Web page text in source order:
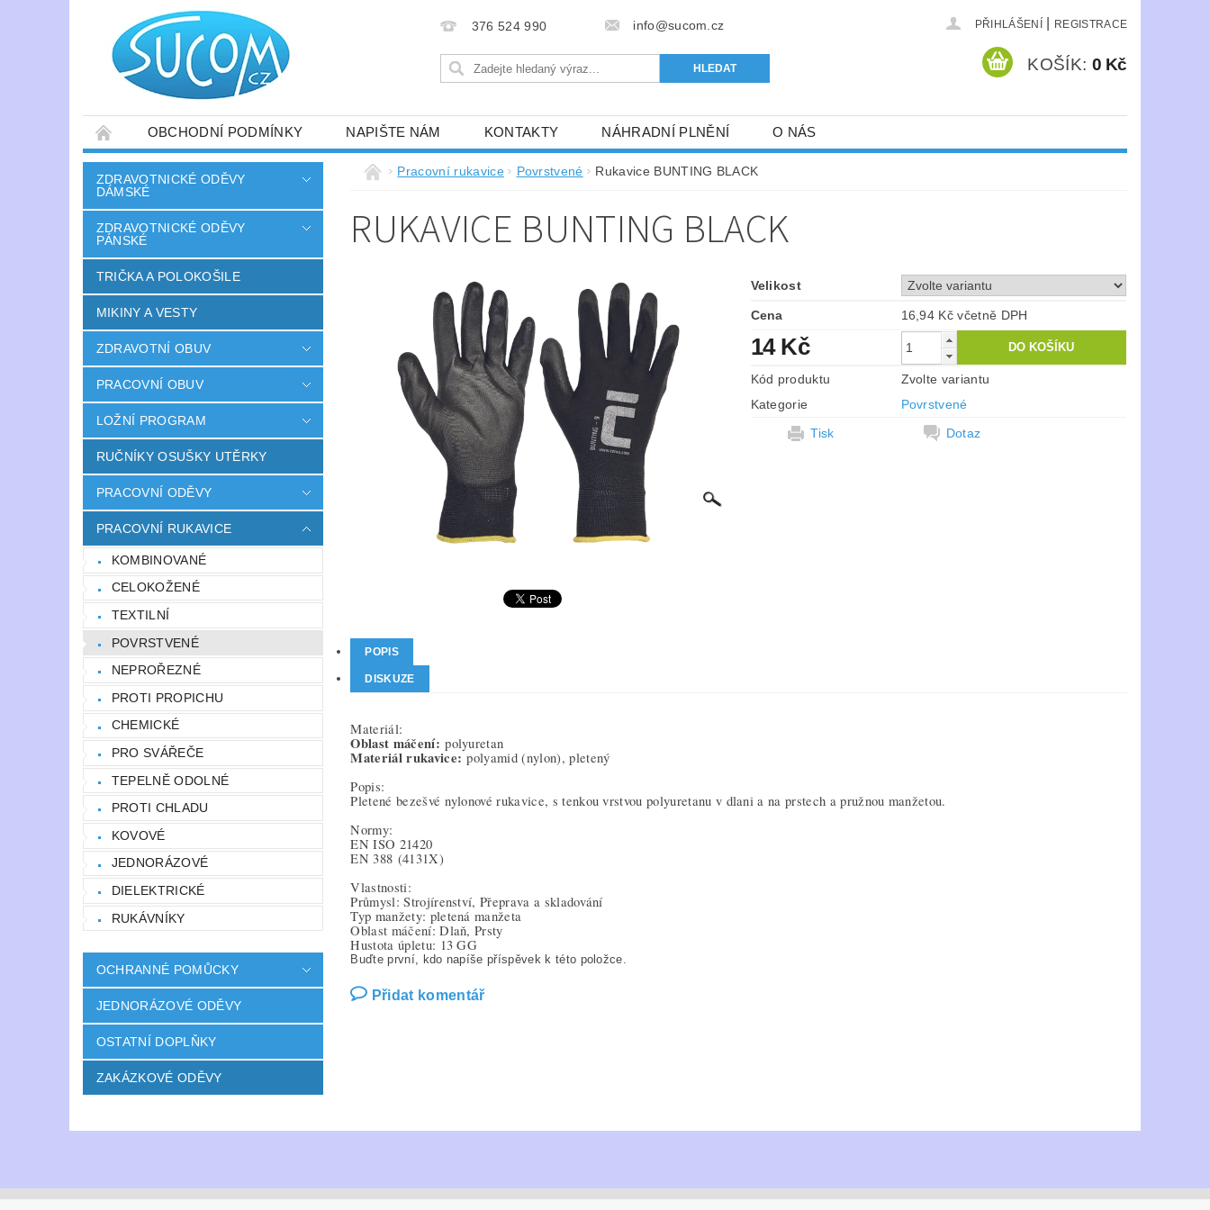
376 524 990 info@sucom.cz PŘIHLÁŠENÍ REGISTRACE
KOŠÍK: 0 Kč
OBCHODNÍ PODMÍNKY NAPIŠTE NÁM KONTAKTY NÁHRADNÍ PLNĚNÍ O NÁS
ZDRAVOTNICKÉ ODĚVY
DÁMSKÉ
ZDRAVOTNICKÉ ODĚVY
PÁNSKÉ
TRIČKA A POLOKOŠILE
MIKINY A VESTY
ZDRAVOTNÍ OBUV
PRACOVNÍ OBUV
LOŽNÍ PROGRAM
RUČNÍKY OSUŠKY UTĚRKY
PRACOVNÍ ODĚVY
PRACOVNÍ RUKAVICE
KOMBINOVANÉ
CELOKOŽENÉ
TEXTILNÍ
POVRSTVENÉ
NEPROŘEZNÉ
PROTI PROPICHU
CHEMICKÉ
PRO SVÁŘEČE
TEPELNĚ ODOLNÉ
PROTI CHLADU
KOVOVÉ
JEDNORÁZOVÉ
DIELEKTRICKÉ
RUKÁVNÍKY
OCHRANNÉ POMŮCKY
JEDNORÁZOVÉ ODĚVY
OSTATNÍ DOPLŇKY
ZAKÁZKOVÉ ODĚVY
Pracovní rukavice Povrstvené Rukavice BUNTING BLACK
RUKAVICE BUNTING BLACK
Velikost
Cena 16,94 Kč včetně DPH
14 Kč
Kód produktu
Zvolte variantu
Kategorie
Povrstvené
Tisk
Dotaz
POPIS
DISKUZE
Materiál:
Oblast máčení: polyuretan
Materiál rukavice:polyamid (nylon), pletený
Popis:
Pletené bezešvé nylonové rukavice, s tenkou vrstvou polyuretanu v dlani a na prstech a pružnou manžetou.
Normy:
EN ISO 21420
EN 388 (4131X)
Vlastnosti:
Průmysl: Strojírenství, Přeprava a skladování
Typ manžety: pletená manžeta
Oblast máčení: Dlaň, Prsty
Hustota úpletu: 13 GG
Buďte první, kdo napíše příspěvek k této položce.
Přidat komentář